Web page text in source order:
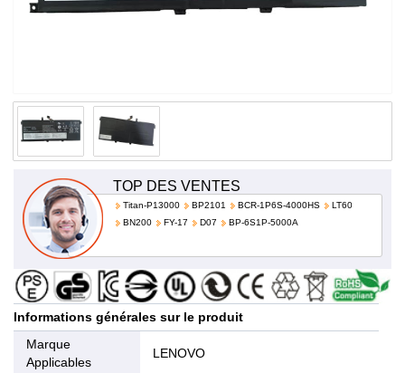
TOP DES VENTES
Titan-P13000 BP2101 BCR-1P6S-4000HS
LT60
BN200
FY-17 D07 BP-6S1P-5000A
Informations générales sur le produit
Marque
Applicables
LENOVO